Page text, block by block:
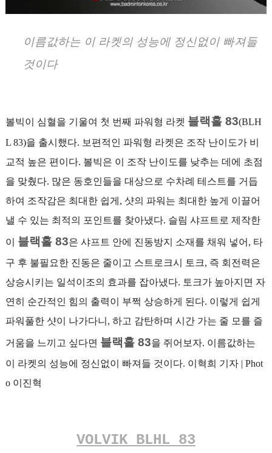
이름값하는 이 라켓의 성능에 정신없이 빠져들
것이다
볼빅이 심혈을 기울여 첫 번째 파워형 라켓 블랙홀 83(BLH
L 83)을 출시했다. 보편적인 파워형 라켓은 조작 난이도가 비
교적 높은 편이다. 볼빅은 이 조작 난이도를 낮추는 데에 초점
을 맞췄다. 많은 동호인들을 대상으로 수차례 테스트를 거듭
하여 조작감은 최대한 쉽게, 샷의 파워는 최대한 높게 이끌어
낼 수 있는 최적의 포인트를 찾아냈다. 슬림 샤프트로 제작한
이 블랙홀 83은 샤프트 안에 진동방지 소재를 채워 넣어, 타
구 후 불필요한 진동은 줄이고 스트로크시 토크, 즉 회전력은
상승시키는 일석이조의 효과를 잡아냈다. 토크가 높아지면 자
연히 순간적인 힘의 출력이 부쩍 상승하게 된다. 이렇게 쉽게
파워풀한 샷이 나가다니, 하고 감탄하며 시간 가는 줄 모를 즐
거움을 느끼고 싶다면 블랙홀 83을 쥐어보자. 이름값하는
이 라켓의 성능에 정신없이 빠져들 것이다. 이혁희 기자 | Phot
o 이진혁
VOLVIK BLHL 83